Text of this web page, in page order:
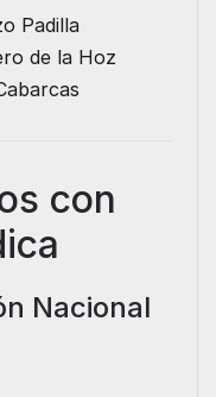
Padilla
de la Hoz
con
Nacional